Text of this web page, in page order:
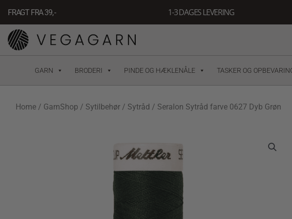
indholdet
FRAGT FRA 39, - 1-3 DAGES LEVERING
GARN BRODERI PINDE OG HÆKLENÅLE TASKER OG
Home / GarnShop / Sytilbehør / Sytråd / Seralon Sytråd farve 0627 Dyb Grøn